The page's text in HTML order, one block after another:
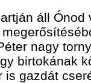
áll Ónod
nagy
birtokának
is gazdát